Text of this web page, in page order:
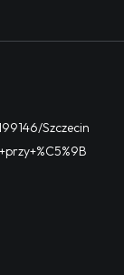
Szczecin